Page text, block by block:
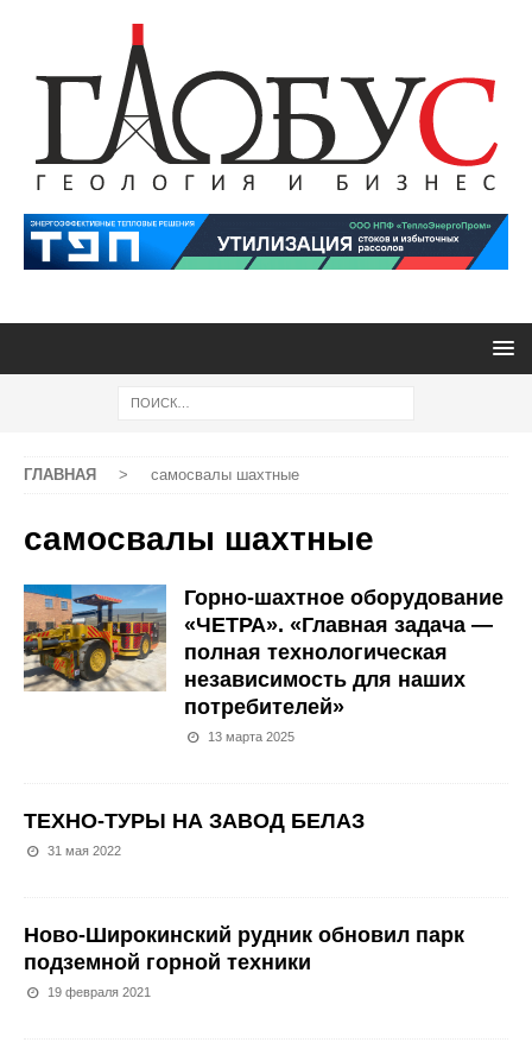
ГЛАВНАЯ > самосвалы шахтные
самосвалы шахтные
Горно-шахтное оборудование
«ЧЕТРА». «Главная задача —
полная технологическая
независимость для наших
потребителей»
13 марта 2025
ТЕХНО-ТУРЫ НА ЗАВОД БЕЛАЗ
31 мая 2022
Ново-Широкинский рудник обновил парк
подземной горной техники
19 февраля 2021